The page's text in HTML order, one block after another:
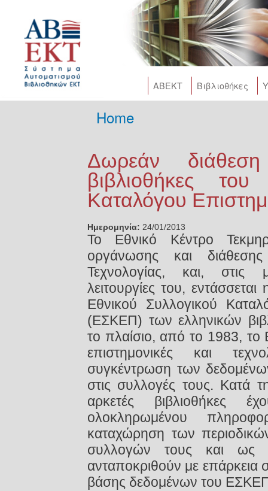
main
AΒΕΚΤ Βιβλιοθήκες
Home
Δωρεάν
βιβλιοθήκες
Καταλόγου
Ημερομηνία: 24/01/2013
Το Εθνικό Κέντρο
οργάνωσης και
Τεχνολογίας, και, στις
λειτουργίες του,
Εθνικού Συλλογικού
(ΕΣΚΕΠ) των ελληνικών
το πλαίσιο, από το 1983, το
επιστημονικές και
συγκέντρωση των
στις συλλογές τους. Κατά
αρκετές βιβλιοθήκες
ολοκληρωμένου
καταχώρηση των
συλλογών τους και ως
ανταποκριθούν με επάρκεια
βάσης δεδομένων του